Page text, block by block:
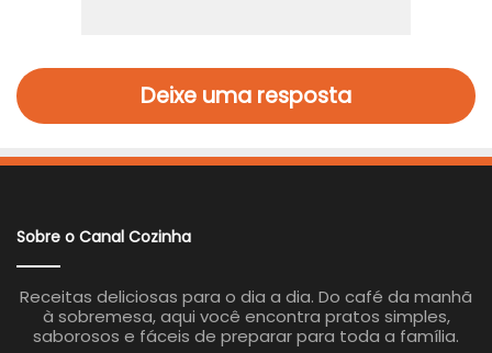
Deixe uma resposta
Sobre o Canal Cozinha
Receitas deliciosas para o dia a dia. Do café da manhã
à sobremesa, aqui você encontra pratos simples,
saborosos e fáceis de preparar para toda a família.